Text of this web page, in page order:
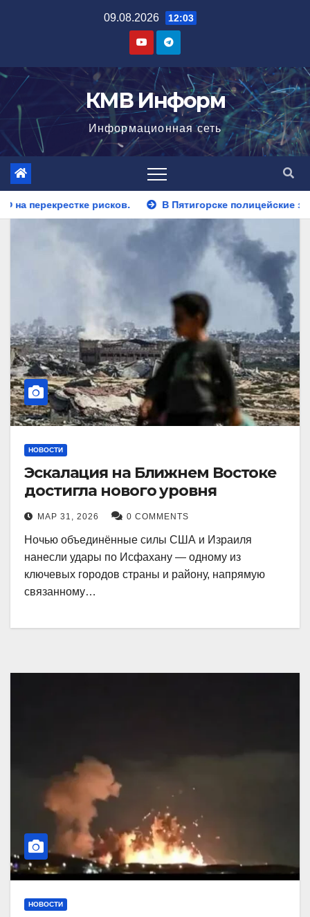
09.08.2026 12:03
КМВ Информ
Информационная сеть
В Пятигорске полицейские задержали закладчика,
НОВОСТИ
Эскалация на Ближнем Востоке
достигла нового уровня
МАР 31, 2026 0 COMMENTS
Ночью объединённые силы США и Израиля
нанесли удары по Исфахану — одному из
ключевых городов страны и району, напрямую
связанному…
НОВОСТИ